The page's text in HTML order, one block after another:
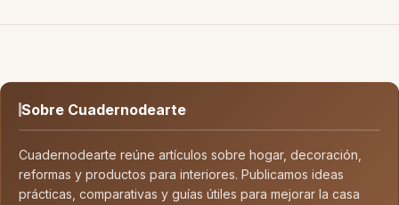
Sobre Cuadernodearte
Cuadernodearte reúne artículos sobre hogar, decoración,
reformas y productos para interiores. Publicamos ideas
prácticas, comparativas y guías útiles para mejorar la casa